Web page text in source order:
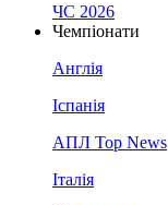
ЧС 2026
Чемпіонати
Англія
Іспанія
АПЛ Top News
Італія